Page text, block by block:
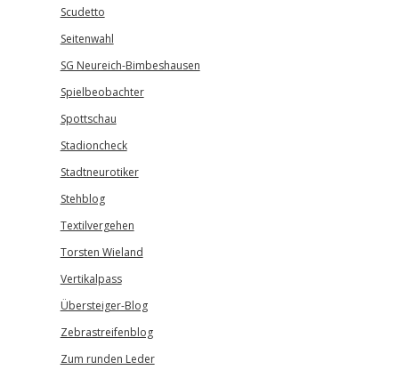
Scudetto
Seitenwahl
SG Neureich-Bimbeshausen
Spielbeobachter
Spottschau
Stadioncheck
Stadtneurotiker
Stehblog
Textilvergehen
Torsten Wieland
Vertikalpass
Übersteiger-Blog
Zebrastreifenblog
Zum runden Leder